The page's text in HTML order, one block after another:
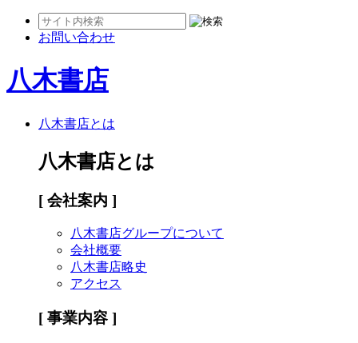
お問い合わせ
八木書店
八木書店とは
八木書店とは
[ 会社案内 ]
八木書店グループについて
会社概要
八木書店略史
アクセス
[ 事業内容 ]